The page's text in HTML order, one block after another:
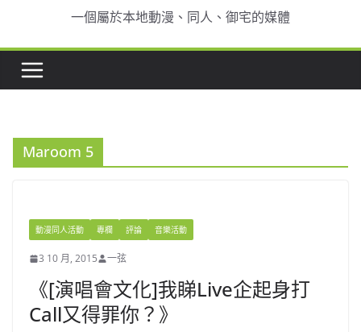
一個屬於本地動漫、同人、御宅的媒體
Maroom 5
動漫同人活動 專欄 評論 音樂活動
3 10 月, 2015 一弦
《[演唱會文化]我睇Live企起身打
Call又得罪你？》